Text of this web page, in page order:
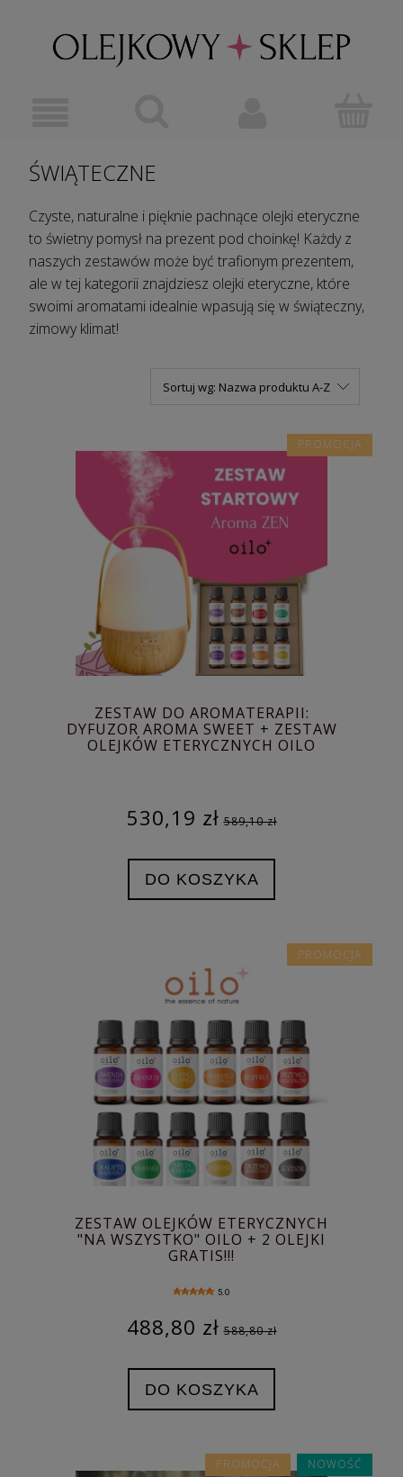
ŚWIĄTECZNE
Czyste, naturalne i pięknie pachnące olejki eteryczne
to świetny pomysł na prezent pod choinkę! Każdy z
naszych zestawów może być trafionym prezentem,
ale w tej kategorii znajdziesz olejki eteryczne, które
swoimi aromatami idealnie wpasują się w świąteczny,
zimowy klimat!
Sortuj wg: Nazwa produktu A-Z
ZESTAW DO AROMATERAPII:
DYFUZOR AROMA SWEET + ZESTAW
OLEJKÓW ETERYCZNYCH OILO
530,19 zł 589,10 zł
DO KOSZYKA
PROMOCJA
ZESTAW OLEJKÓW ETERYCZNYCH
"NA WSZYSTKO" OILO + 2 OLEJKI
GRATIS!!!
5.0
488,80 zł 588,80 zł
DO KOSZYKA
PROMOCJA
PROMOCJA NOWOŚĆ